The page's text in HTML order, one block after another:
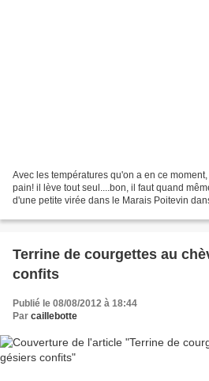
Avec les températures qu'on a en ce
pain! il lève tout seul....bon, il faut quand
d'une petite virée dans le Marais Poitevin
Terrine de courgettes au
confits
Publié le 08/08/2012 à 18:44
Par caillebotte